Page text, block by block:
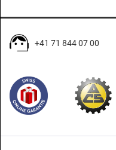
+41 71 844 07 00